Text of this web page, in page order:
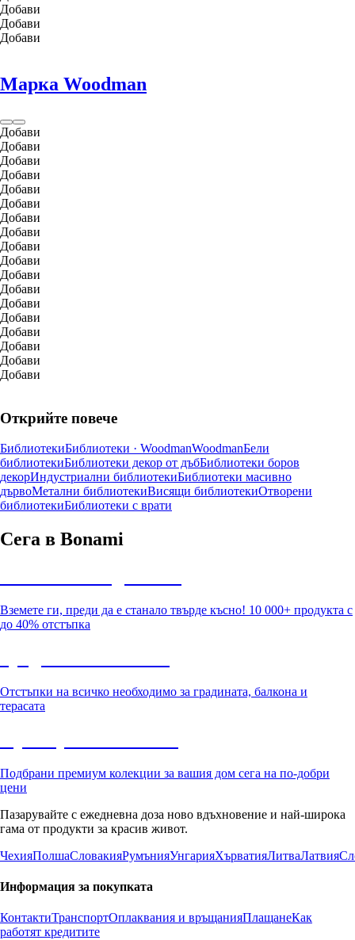
Добави
Добави
Добави
Марка Woodman
Добави
Добави
Добави
Добави
Добави
Добави
Добави
Добави
Добави
Добави
Добави
Добави
Добави
Добави
Добави
Добави
Добави
Добави
Открийте повече
БиблиотекиБиблиотеки · WoodmanWoodmanБели
библиотекиБиблиотеки декор от дъбБиблиотеки боров
декорИндустриални библиотекиБиблиотеки масивно
дървоМетални библиотекиВисящи библиотекиОтворени
библиотекиБиблиотеки с врати
Сега в Bonami
Вземете ги, преди да е станало твърде късно! 10 000+ продукта с
до 40% отстъпка
Отстъпки на всичко необходимо за градината, балкона и
терасата
Подбрани премиум колекции за вашия дом сега на по-добри
цени
Пазарувайте с ежедневна доза ново вдъхновение и най-широка
гама от продукти за красив живот.
ЧехияПолшаСловакияРумънияУнгарияХърватияЛитваЛатвия
Информация за покупката
КонтактиТранспортОплаквания и връщанияПлащанеКак
работят кредитите